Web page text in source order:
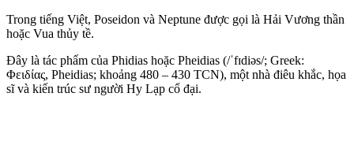
Trong tiếng Việt, Poseidon và Neptune được gọi là Hải Vương thần
hoặc Vua thủy tề.
Đây là tác phẩm của Phidias hoặc Pheidias (/ˈfɪdiəs/; Greek:
Φειδίας, Pheidias; khoảng 480 – 430 TCN), một nhà điêu khắc, họa
sĩ và kiến trúc sư người Hy Lạp cổ đại.